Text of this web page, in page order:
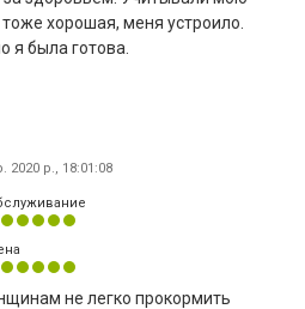
хорошая, меня устроило.
я была готова.
2020 р., 18:01:08
не легко прокормить